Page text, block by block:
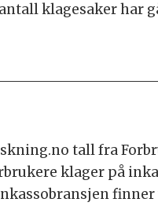
klagesaker har
tall fra
klager på